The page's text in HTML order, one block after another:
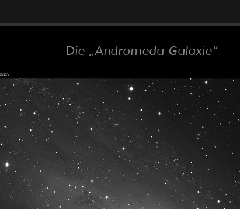
Die Andromeda-Galaxie